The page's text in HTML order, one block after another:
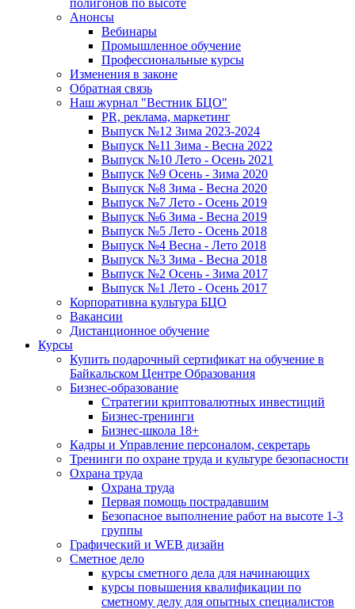
полигонов по высоте
Анонсы
Вебинары
Промышленное обучение
Профессиональные курсы
Изменения в законе
Обратная связь
Наш журнал "Вестник БЦО"
PR, реклама, маркетинг
Выпуск №12 Зима 2023-2024
Выпуск №11 Зима - Весна 2022
Выпуск №10 Лето - Осень 2021
Выпуск №9 Осень - Зима 2020
Выпуск №8 Зима - Весна 2020
Выпуск №7 Лето - Осень 2019
Выпуск №6 Зима - Весна 2019
Выпуск №5 Лето - Осень 2018
Выпуск №4 Весна - Лето 2018
Выпуск №3 Зима - Весна 2018
Выпуск №2 Осень - Зима 2017
Выпуск №1 Лето - Осень 2017
Корпоративна культура БЦО
Вакансии
Дистанционное обучение
Курсы
Купить подарочный сертификат на обучение в
Байкальском Центре Образования
Бизнес-образование
Стратегии криптовалютных инвестиций
Бизнес-тренинги
Бизнес-школа 18+
Кадры и Управление персоналом, секретарь
Тренинги по охране труда и культуре безопасности
Охрана труда
Охрана труда
Первая помощь пострадавшим
Безопасное выполнение работ на высоте 1-3
группы
Графический и WEB дизайн
Сметное дело
курсы сметного дела для начинающих
курсы повышения квалификации по
сметному делу для опытных специалистов